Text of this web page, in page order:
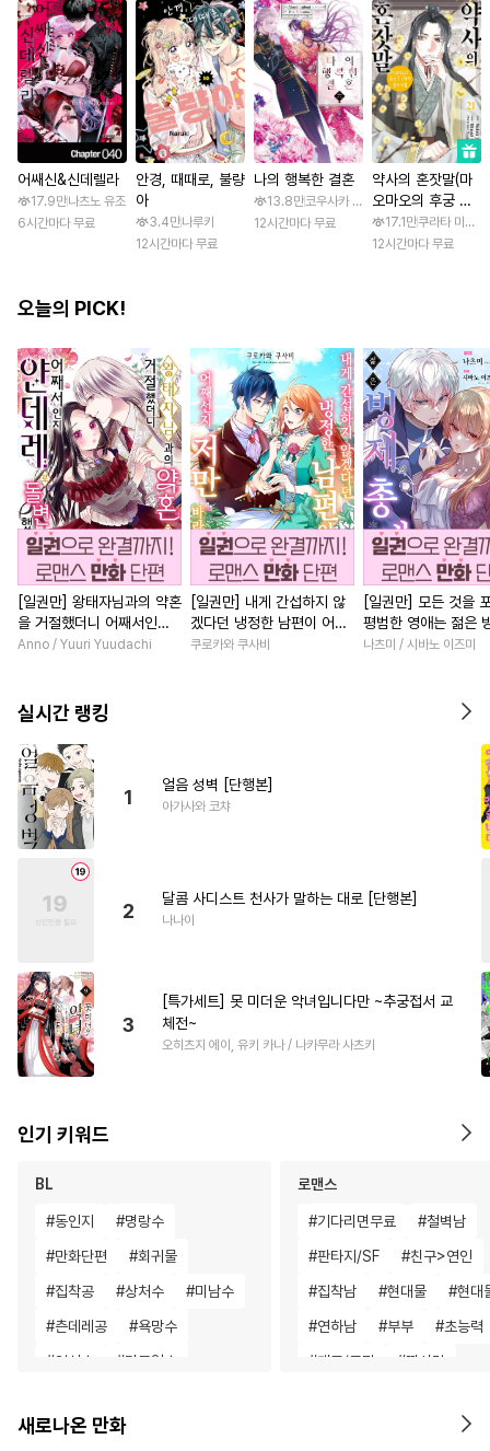
어쌔신&신데렐라
17.9만나츠노 유조
6시간마다 무료
안경, 때때로, 불량
아
3.4만나루키
12시간마다 무료
나의 행복한 결혼
13.8만코우사카 리토 / 아기토기 아쿠미
12시간마다 무료
약사의 혼잣말(마
오마오의 후궁 수
수께끼 풀이수첩)
17.1만쿠라타 미노
12시간마다 무료
오늘의 PICK!
[일권만] 왕태자님과의 약혼
을 거절했더니 어째서인지
얀데레로 돌변했습니다 [단
Anno / Yuuri Yuudachi
[일권만] 내게 간섭하지 않
겠다던 냉정한 남편이 어째
선지 저만 바라봅니다 [단행
쿠로카와 쿠사비
[일권만] 모든 것을
평범한 영애는 젊은
총애를 받는다 [단행
나츠미 / 시바노 이즈미
실시간 랭킹
1
얼음 성벽 [단행본]
아가사와 코챠
2
달콤 사디스트 천사가 말하는 대로 [단행본]
나나이
3
[특가세트] 못 미더운 악녀입니다만 ~추궁접서 교
체전~
오히츠지 에이, 유키 카나 / 나카무라 사츠키
인기 키워드
BL
#동인지 #명랑수
#만화단편 #회귀물
#집착공 #상처수 #미남수
#츤데레공 #욕망수
#임신수 #다공일수
#장발 #능글수
로맨스
#기다리면무료 #철벽남
#판타지/SF #친구>연인
#집착남 #현대물 #현대
#연하남 #부부 #초능력
#개그/코믹 #짝사랑
새로나온 만화